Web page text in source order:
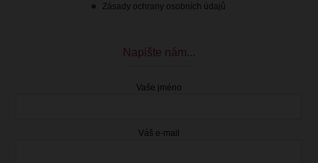
Zásady ochrany osobních údajů
Napište nám...
Vaše jméno
Váš e-mail